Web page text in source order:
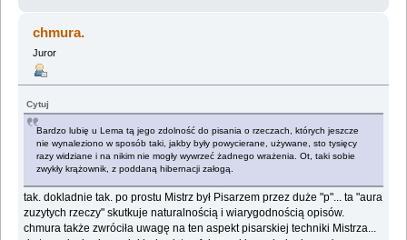
chmura.
Juror
Cytuj
Bardzo lubię u Lema tą jego zdolność do pisania o rzeczach, których jeszcze
nie wynaleziono w sposób taki, jakby były powycierane, używane, sto tysięcy
razy widziane i na nikim nie mogły wywrzeć żadnego wrażenia. Ot, taki sobie
zwykły krążownik, z poddaną hibernacji załogą.
tak. dokladnie tak. po prostu Mistrz był Pisarzem przez duże "p"... ta "aura
zuzytych rzeczy" skutkuje naturalnością i wiarygodnością opisów.
chmura także zwróciła uwagę na ten aspekt pisarskiej techniki Mistrza...